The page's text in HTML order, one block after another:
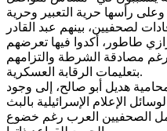
رأسها حرية التعبير وحرية
لصحفيين، بينهم عبد القادر
طاطور، أكدوا فيها تعرضهم
مصادقة الشرطة والتزامهم
بتعليمات الرقابة العسكرية.
هديل أبو صالح، إلى وجود
الإعلام الإسرائيلية بالبث
الصحفيين العرب رغم خضوع